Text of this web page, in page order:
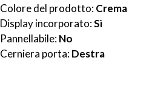
Colore del prodotto: Crema
Display incorporato: Sì
Pannellabile: No
Cerniera porta: Destra